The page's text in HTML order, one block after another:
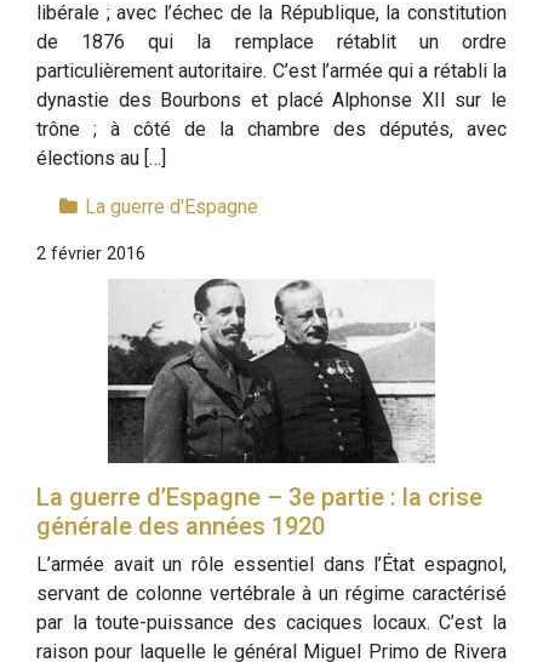
libérale ; avec l’échec de la République, la constitution
de 1876 qui la remplace rétablit un ordre
particulièrement autoritaire. C’est l’armée qui a rétabli la
dynastie des Bourbons et placé Alphonse XII sur le
trône ; à côté de la chambre des députés, avec
élections au […]
La guerre d'Espagne
2 février 2016
La guerre d’Espagne – 3e partie : la crise
générale des années 1920
L’armée avait un rôle essentiel dans l’État espagnol,
servant de colonne vertébrale à un régime caractérisé
par la toute-puissance des caciques locaux. C’est la
raison pour laquelle le général Miguel Primo de Rivera